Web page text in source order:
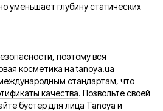
уменьшает глубину статических
поэтому вся
косметика на tanoya.ua
стандартам, что
качества. Позвольте своей
бустер для лица Tanoya и